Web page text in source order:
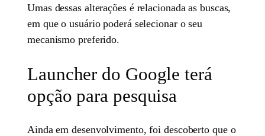
Umas dessas alterações é relacionada as buscas,
em que o usuário poderá selecionar o seu
mecanismo preferido.
Launcher do Google terá
opção para pesquisa
Ainda em desenvolvimento, foi descoberto que o